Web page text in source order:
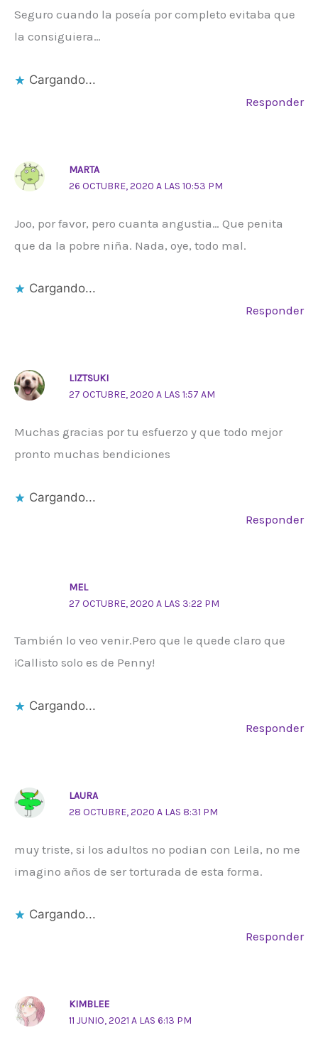
Seguro cuando la poseía por completo evitaba que
la consiguiera…
Cargando...
Responder
MARTA
26 OCTUBRE, 2020 A LAS 10:53 PM
Joo, por favor, pero cuanta angustia… Que penita
que da la pobre niña. Nada, oye, todo mal.
Cargando...
Responder
LIZTSUKI
27 OCTUBRE, 2020 A LAS 1:57 AM
Muchas gracias por tu esfuerzo y que todo mejor
pronto muchas bendiciones
Cargando...
Responder
MEL
27 OCTUBRE, 2020 A LAS 3:22 PM
También lo veo venir.Pero que le quede claro que
¡Callisto solo es de Penny!
Cargando...
Responder
LAURA
28 OCTUBRE, 2020 A LAS 8:31 PM
muy triste, si los adultos no podian con Leila, no me
imagino años de ser torturada de esta forma.
Cargando...
Responder
KIMBLEE
11 JUNIO, 2021 A LAS 6:13 PM